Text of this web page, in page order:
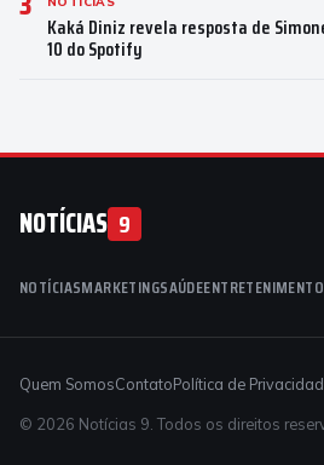
Kaká Diniz revela resposta de
10 do Spotify
NOTÍCIAS 9
NOTÍCIASMARKETINGSAÚDEENTRETENIMENTO
Quem SomosContatoPolítica de
© 2026 Notícias 9. Todos os direitos